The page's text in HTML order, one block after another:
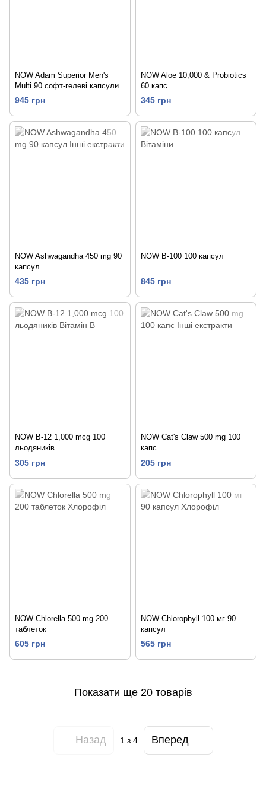
NOW Adam Superior Men's
Multi 90 софт-гелеві капсули
945 грн
NOW Aloe 10,000 & Probiotics
60 капс
345 грн
NOW Ashwagandha 450 mg 90
капсул
435 грн
NOW B-100 100 капсул
845 грн
NOW B-12 1,000 mcg 100
льодяників
305 грн
NOW Cat's Claw 500 mg 100
капс
205 грн
NOW Chlorella 500 mg 200
таблеток
605 грн
NOW Chlorophyll 100 мг 90
капсул
565 грн
Показати ще 20 товарів
Назад 1 з 4 Вперед